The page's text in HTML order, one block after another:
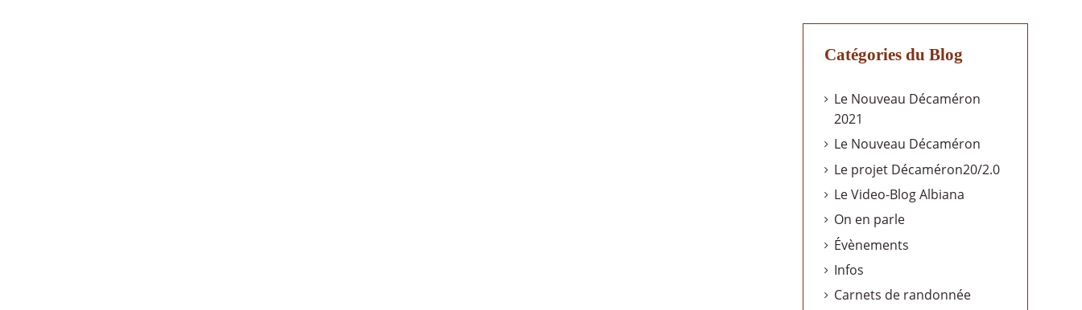
Catégories du Blog
Le Nouveau Décaméron
2021
Le Nouveau Décaméron
Le projet Décaméron20/2.0
Le Video-Blog Albiana
On en parle
Évènements
Infos
Carnets de randonnée